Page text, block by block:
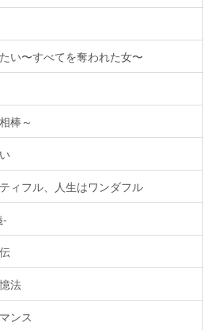
い〜すべてを奪われた女〜
棒～
ィフル、人生はワンダフル
-
法
ンス